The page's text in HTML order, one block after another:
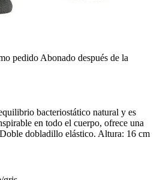
pedido Abonado después de la
bacteriostático natural y es
en todo el cuerpo, ofrece una
dobladillo elástico. Altura: 16 cm